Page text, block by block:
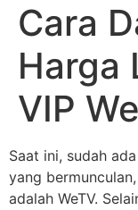
Cara
Harga
VIP
Saat ini, sudah
yang
adalah WeTV.